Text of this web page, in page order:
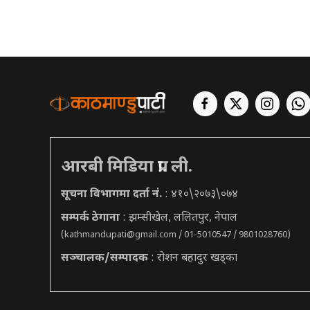
आरबी मिडिया प्रा. ली.
सूचना विभागमा दर्ता नं. : ४१०\२०७३\०७४
सम्पर्क ठेगाना : झम्सीखेल, ललितपुर, नेपाल
(kathmandupati@gmail.com / 01-5010547 / 9801028760)
सञ्चालक/सम्पादक : रोशन बहादुर खड्का